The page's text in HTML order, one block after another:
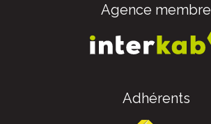
Agence membre
Adhérents